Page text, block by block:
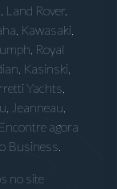
Rover,
Kawasaki,
Royal
Kasinski,
Yachts,
Jeanneau,
agora
Business.
no site